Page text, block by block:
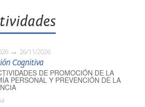
26/11/2026
Cognitiva
DE PROMOCIÓN DE LA
PERSONAL Y PREVENCIÓN DE LA